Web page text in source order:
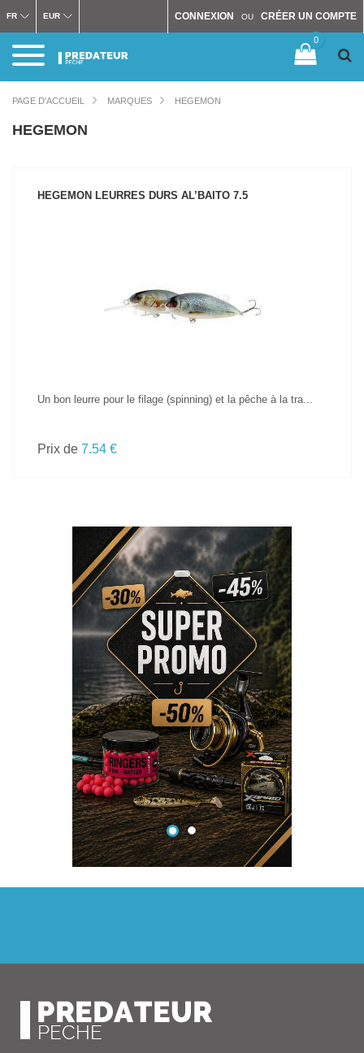
CONNEXION OU CRÉER UN COMPTE
FR EUR
0
PAGE D'ACCUEIL MARQUES HEGEMON
HEGEMON
HEGEMON LEURRES DURS AL’BAITO 7.5
Un bon leurre pour le filage (spinning) et la pêche à la tra...
Prix de 7.54 €